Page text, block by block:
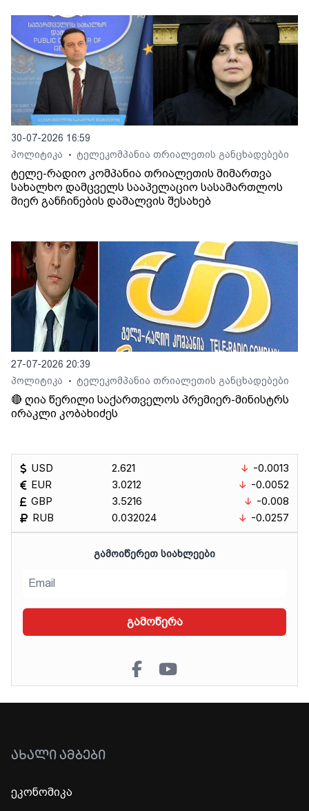
30-07-2026 16:59
პოლიტიკა
• ტელეკომპანია თრიალეთის განცხადებები
ტელე-რადიო კომპანია თრიალეთის მიმართვა
სახალხო დამცველს სააპელაციო სასამართლოს
მიერ განჩინების დამალვის შესახებ
27-07-2026 20:39
პოლიტიკა
• ტელეკომპანია თრიალეთის განცხადებები
🔴 ღია წერილი საქართველოს პრემიერ-მინისტრს
ირაკლი კობახიძეს
USD
EUR
GBP
RUB
2.621
3.0212
3.5216
0.032024
-0.0013
-0.0052
-0.008
-0.0257
ᲒᲐᲛᲝᲘᲬᲔᲠᲔᲗ ᲡᲘᲐᲮᲚᲔᲔᲑᲘ
გამოწერა
ᲐᲮᲐᲚᲘ ᲐᲛᲑᲔᲑᲘ
ეკონომიკა